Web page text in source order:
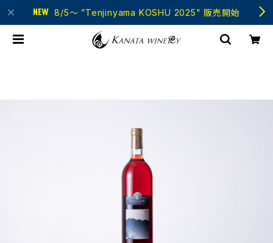
8/5～ ”Tenjinyama KOSHU 2025" 販売開始